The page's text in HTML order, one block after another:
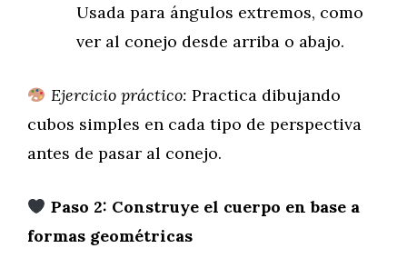
Usada para ángulos extremos, como
ver al conejo desde arriba o abajo.
Ejercicio práctico: Practica dibujando
cubos simples en cada tipo de perspectiva
antes de pasar al conejo.
Paso 2: Construye el cuerpo en base a
formas geométricas